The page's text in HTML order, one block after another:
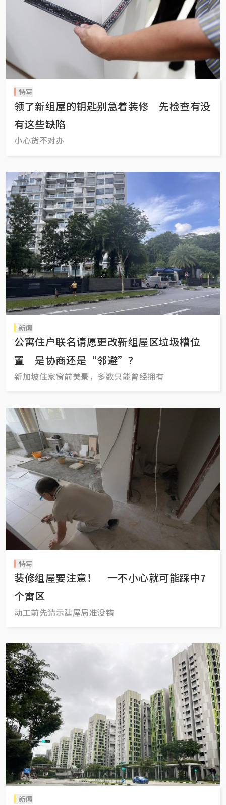
特写
领了新组屋的钥匙别急着装修 先检查有没
有这些缺陷
小心货不对办
新闻
公寓住户联名请愿更改新组屋区垃圾槽位
置 是协商还是“邻避”？
新加坡住家窗前美景，多数只能曾经拥有
特写
装修组屋要注意！ 一不小心就可能踩中7
个雷区
动工前先请示建屋局准没错
新闻